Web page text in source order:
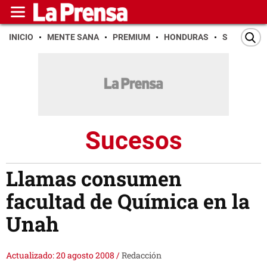
INICIO MENTE SANA PREMIUM HONDURAS SAN PEDRO
Sucesos
Llamas consumen
facultad de Química en la
Unah
Actualizado: 20 agosto 2008 /Redacción